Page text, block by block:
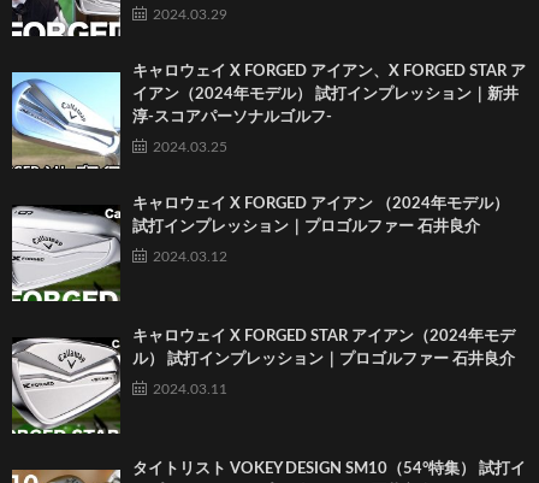
2024.03.29
キャロウェイ X FORGED アイアン、X FORGED STAR ア
イアン（2024年モデル） 試打インプレッション｜新井
淳-スコアパーソナルゴルフ-
2024.03.25
キャロウェイ X FORGED アイアン （2024年モデル）
試打インプレッション｜プロゴルファー 石井良介
2024.03.12
キャロウェイ X FORGED STAR アイアン（2024年モデ
ル） 試打インプレッション｜プロゴルファー 石井良介
2024.03.11
タイトリスト VOKEY DESIGN SM10（54°特集） 試打イ